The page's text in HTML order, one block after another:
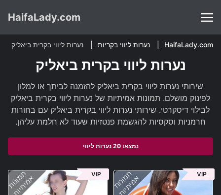
HaifaLady.com
HaifaLady.com נערות ליווי בקריות נערות ליווי בקרית ביאליק
נערות ליווי בקרית ביאליק
שירותי נערות ליווי בקרית ביאליק להזמנה לביתך או למלון
לפינוק מושלם. תמונות אמיתיות של נערות ליווי בקרית ביאליק
לבילוי דיסקרטי. שירותי נערות ליווי בקרית ביאליק עם בחורות
חרמניות וסקסיות להגשמת פנטזיות שעוד לא חלמת עליהן.
נמצאו 20 נערות ליווי
תמונות
אמיתיות VIP תמונות
אמיתיות VIP